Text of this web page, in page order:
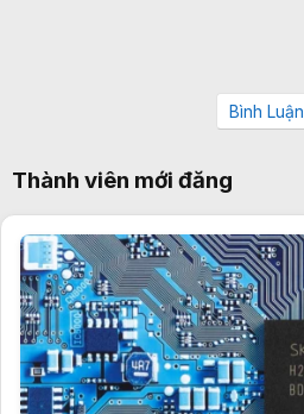
Bình Luận
Thành viên mới đăng